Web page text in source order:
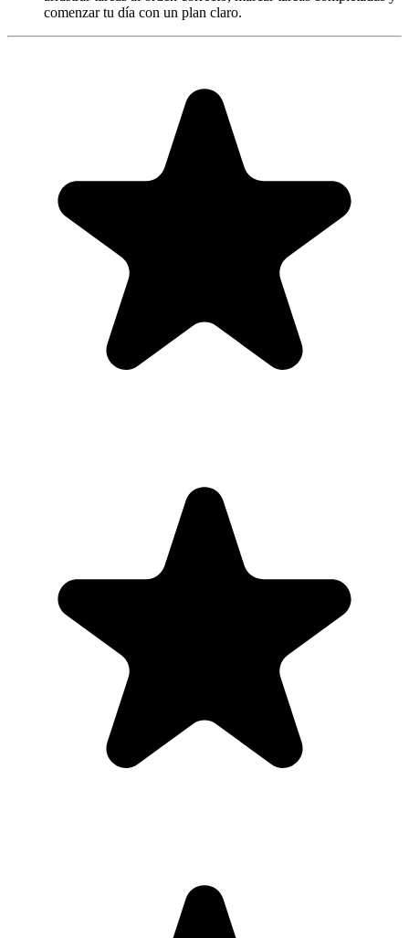
comenzar tu día con un plan claro.
"Always have 101 things to do and this helps me organize and
prioritize like no other app can. It syncs to my phone and laptop, and
when I add dates to tasks, they automatically integrate into my
Google Calendar, which is immensely convenient. I can look at my
daily, weekly, and monthly overview in Google Calendar and
clearly see how much I was able to accomplish! Great tool indeed.
Excited to see how it will evolve over time."